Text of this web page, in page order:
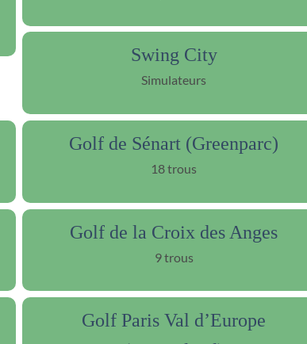
Swing City
Simulateurs
Golf de Sénart (Greenparc)
18 trous
Golf de la Croix des Anges
9 trous
Golf Paris Val d’Europe